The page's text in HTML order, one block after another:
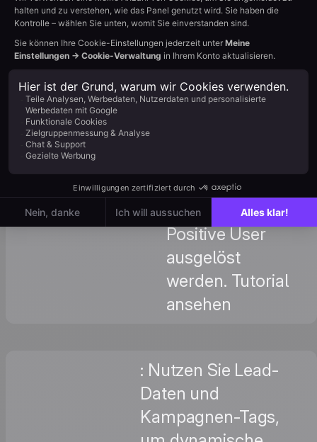
Marketing-
Automatisierungs-
Workflows
Sequenzen,
SMS-Follow-
ups und
mehrstufige
Erstellung eines
neuen Leads in
Positive User
ausgelöst
werden. Tutorial
ansehen
: Nutzen Sie Lead-
Daten und
Kampagnen-Tags,